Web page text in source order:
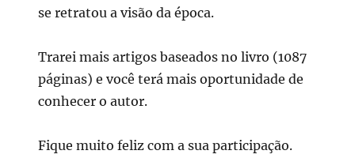
se retratou a visão da época.
Trarei mais artigos baseados no livro (1087
páginas) e você terá mais oportunidade de
conhecer o autor.
Fique muito feliz com a sua participação.